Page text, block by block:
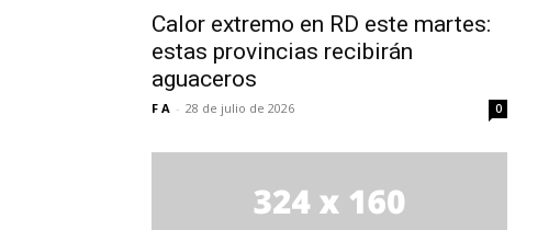
Calor extremo en RD este martes:
estas provincias recibirán
aguaceros
F A - 28 de julio de 2026 0